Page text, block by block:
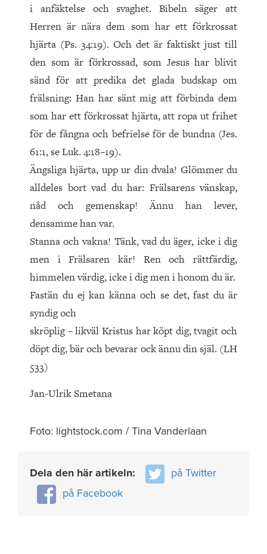
i anfäktelse och svaghet. Bibeln säger att
Herren är nära dem som har ett förkrossat
hjärta (Ps. 34:19). Och det är faktiskt just till
den som är förkrossad, som Jesus har blivit
sänd för att predika det glada budskap om
frälsning: Han har sänt mig att förbinda dem
som har ett förkrossat hjärta, att ropa ut frihet
för de fångna och befrielse för de bundna (Jes.
61:1, se Luk. 4:18–19).
Ängsliga hjärta, upp ur din dvala! Glömmer du
alldeles bort vad du har: Frälsarens vänskap,
nåd och gemenskap! Ännu han lever,
densamme han var.
Stanna och vakna! Tänk, vad du äger, icke i dig
men i Frälsaren kär! Ren och rättfärdig,
himmelen värdig, icke i dig men i honom du är.
Fastän du ej kan känna och se det, fast du är
syndig och
skröplig – likväl Kristus har köpt dig, tvagit och
döpt dig, bär och bevarar ock ännu din själ. (LH
533)
Jan-Ulrik Smetana
Foto: lightstock.com / Tina Vanderlaan
Dela den här artikeln:
på Twitter
på Facebook